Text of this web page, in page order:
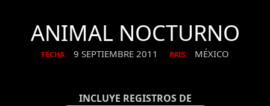
ANIMAL NOCTURNO
FECHA 9 SEPTIEMBRE 2011 PAIS MÉXICO
INCLUYE REGISTROS DE